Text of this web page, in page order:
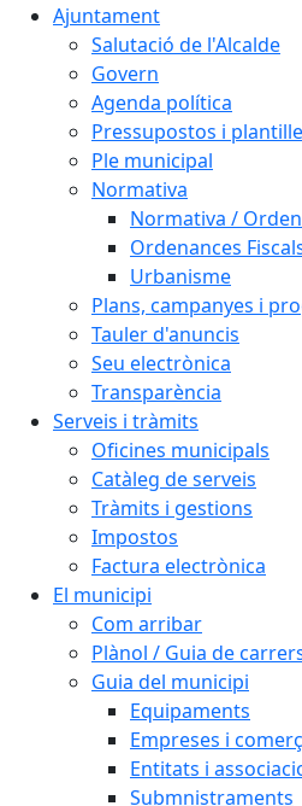
Ajuntament
Salutació de l'Alcalde
Govern
Agenda política
Pressupostos i
Ple municipal
Normativa
Normativa /
Ordenances
Urbanisme
Plans, campanyes i
Tauler d'anuncis
Seu electrònica
Transparència
Serveis i tràmits
Oficines municipals
Catàleg de serveis
Tràmits i gestions
Impostos
Factura electrònica
El municipi
Com arribar
Plànol / Guia de
Guia del municipi
Equipaments
Empreses i
Entitats i
Submnistraments